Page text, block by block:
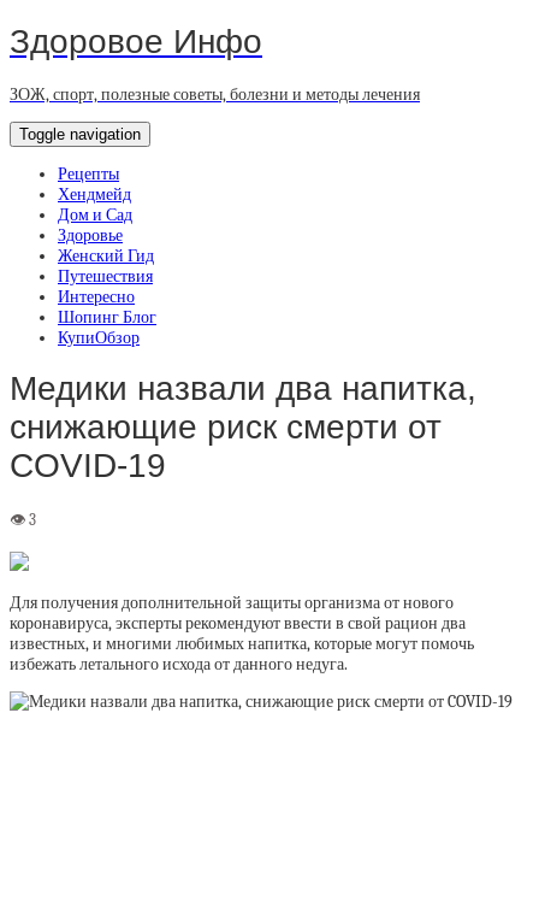
Здоровое Инфо
ЗОЖ, спорт, полезные советы, болезни и методы лечения
Toggle navigation
Рецепты
Хендмейд
Дом и Сад
Здоровье
Женский Гид
Путешествия
Интересно
Шопинг Блог
КупиОбзор
Медики назвали два напитка,
снижающие риск смерти от
COVID-19
Для получения дополнительной защиты организма от нового
коронавируса, эксперты рекомендуют ввести в свой рацион два
известных, и многими любимых напитка, которые могут помочь
избежать летального исхода от данного недуга.